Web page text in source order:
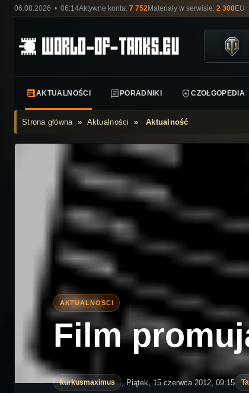
06.08.2026 • 06:14Aktywne konta: 7 752Materiały w serwisie: 2 300EU
AKTUALNOŚCI PORADNIKI CZOŁGOPEDIA
Strona główna» Aktualności »Aktualność
Film
kurkusmaximus , Piątek, 15 czerwca 2012, 09:15